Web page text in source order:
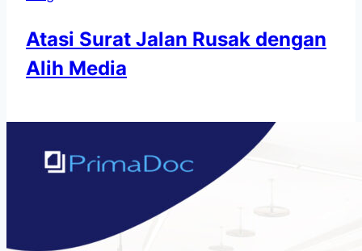
Atasi Surat Jalan Rusak dengan
Alih Media